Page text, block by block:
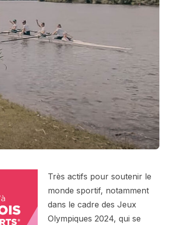
Très actifs pour soutenir le
monde sportif, notamment
dans le cadre des Jeux
Olympiques 2024, qui se